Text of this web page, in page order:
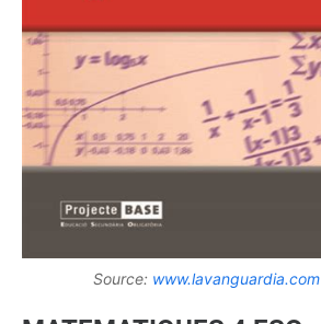
Source: www.lavanguardia.com